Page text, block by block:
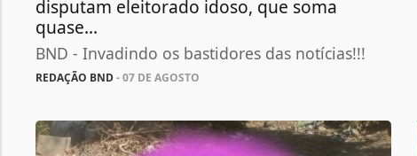
disputam eleitorado idoso, que soma
quase...
BND - Invadindo os bastidores das notícias!!!
REDAÇÃO BND- 07 DE AGOSTO